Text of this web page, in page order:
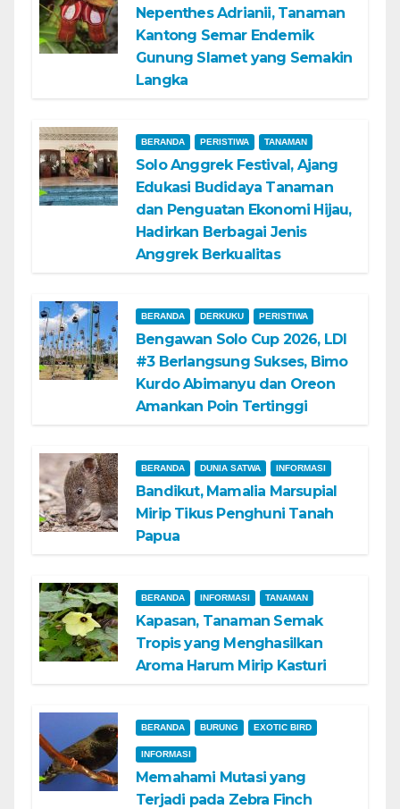
Nepenthes Adrianii, Tanaman
Kantong Semar Endemik
Gunung Slamet yang Semakin
Langka
BERANDA PERISTIWA TANAMAN
Solo Anggrek Festival, Ajang
Edukasi Budidaya Tanaman
dan Penguatan Ekonomi Hijau,
Hadirkan Berbagai Jenis
Anggrek Berkualitas
BERANDA DERKUKU PERISTIWA
Bengawan Solo Cup 2026, LDI
#3 Berlangsung Sukses, Bimo
Kurdo Abimanyu dan Oreon
Amankan Poin Tertinggi
BERANDA DUNIA SATWA INFORMASI
Bandikut, Mamalia Marsupial
Mirip Tikus Penghuni Tanah
Papua
BERANDA INFORMASI TANAMAN
Kapasan, Tanaman Semak
Tropis yang Menghasilkan
Aroma Harum Mirip Kasturi
BERANDA BURUNG EXOTIC BIRD
INFORMASI
Memahami Mutasi yang
Terjadi pada Zebra Finch